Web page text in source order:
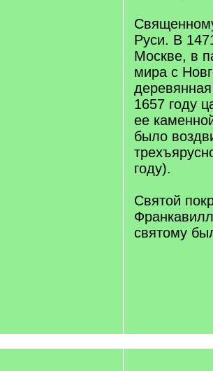
Руси. В
Москве, в
мира с
1657 году
ее
было
году).
Святой
святому